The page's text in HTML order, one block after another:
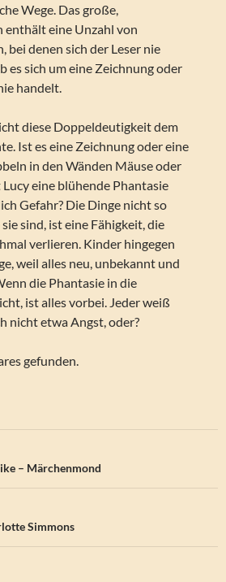
Wege. Das große,
enthält eine Unzahl von
bei denen sich der Leser nie
es sich um eine Zeichnung oder
handelt.
diese Doppeldeutigkeit dem
Ist es eine Zeichnung oder eine
in den Wänden Mäuse oder
eine blühende Phantasie
Gefahr? Die Dinge nicht so
sind, ist eine Fähigkeit, die
verlieren. Kinder hingegen
weil alles neu, unbekannt und
die Phantasie in die
ist alles vorbei. Jeder weiß
nicht etwa Angst, oder?
gefunden.
– Märchenmond
Simmons